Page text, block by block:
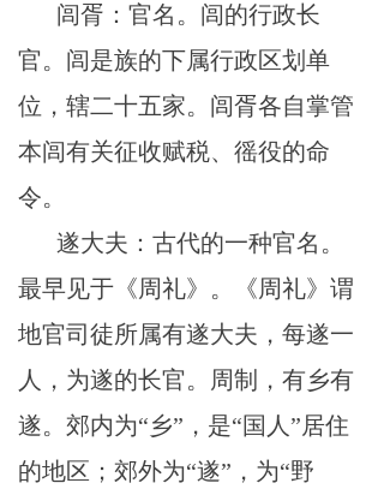
闾胥：官名。闾的行政长
官。闾是族的下属行政区划单
位，辖二十五家。闾胥各自掌管
本闾有关征收赋税、徭役的命
令。
遂大夫：古代的一种官名。
最早见于《周礼》。《周礼》谓
地官司徒所属有遂大夫，每遂一
人，为遂的长官。周制，有乡有
遂。郊内为“乡”，是“国人”居住
的地区；郊外为“遂”，为“野